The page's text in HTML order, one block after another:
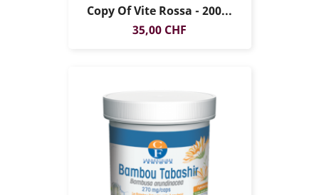
Copy Of Vite Rossa - 200...
Prezzo
35,00 CHF